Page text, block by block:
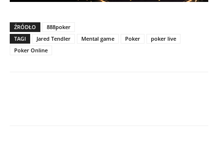
ŹRÓDŁO
888poker
TAGI
Jared Tendler Mental game Poker
poker live
Poker Online